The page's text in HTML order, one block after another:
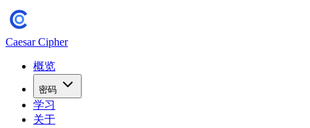
Caesar Cipher
概览
密码
学习
关于